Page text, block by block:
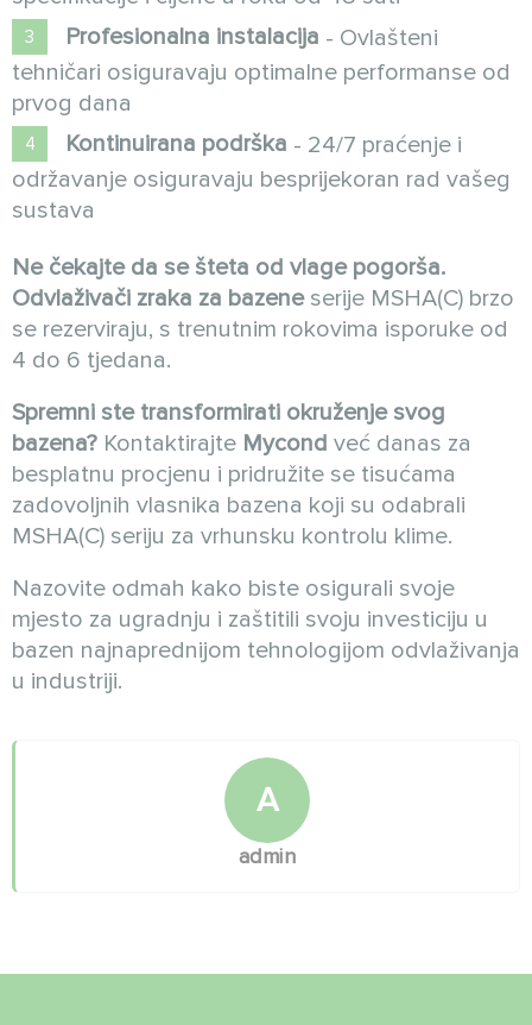
Profesionalna instalacija - Ovlašteni
tehničari osiguravaju optimalne performanse od
prvog dana
Kontinuirana podrška - 24/7 praćenje i
održavanje osiguravaju besprijekoran rad vašeg
sustava
Ne čekajte da se šteta od vlage pogorša.
Odvlaživači zraka za bazeneserije MSHA(C) brzo
se rezerviraju, s trenutnim rokovima isporuke od
4 do 6 tjedana.
Spremni ste transformirati okruženje svog
bazena? Kontaktirajte Mycond već danas za
besplatnu procjenu i pridružite se tisućama
zadovoljnih vlasnika bazena koji su odabrali
MSHA(C) seriju za vrhunsku kontrolu klime.
Nazovite odmah kako biste osigurali svoje
mjesto za ugradnju i zaštitili svoju investiciju u
bazen najnaprednijom tehnologijom odvlaživanja
u industriji.
A
admin